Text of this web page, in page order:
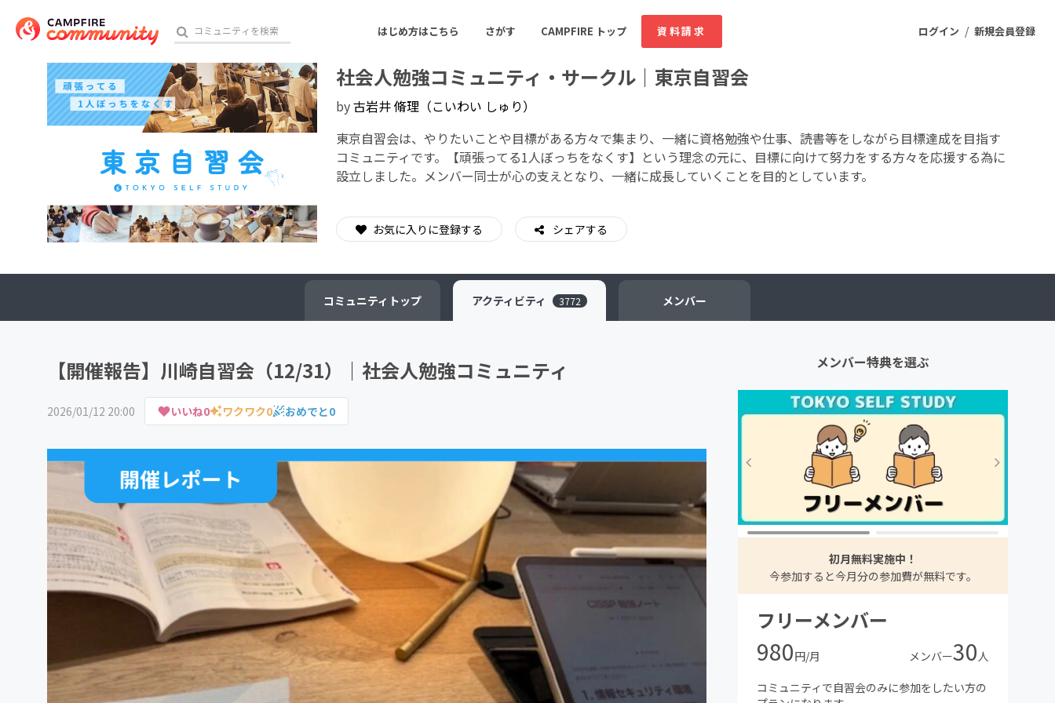
ログイン / 新規会員登録
はじめ方はこちら さがす CAMPFIRE トップ 資料請求
おすすめのコミュニティ 人気のコミュニティ 新着のコミュニティ
アート・写真
テクノロジー・ガジェット
ゲーム・サービス開発 フード・飲食店
ソーシャルグッド ビューティー・ヘルスケア
チャレンジ
CAMPFIRE for Social Good CAMPFIRE Creation
社会人勉強コミュニティ・サークル｜東京自習会
by古岩井 脩理（こいわい しゅり）
東京自習会は、やりたいことや目標がある方々で集まり、一緒に資格勉強や仕事、読書等をしながら目標達成を目指す
コミュニティです。【頑張ってる1人ぼっちをなくす】という理念の元に、目標に向けて努力をする方々を応援する為に
設立しました。メンバー同士が心の支えとなり、一緒に成長していくことを目的としています。
お気に入りに登録する シェアする
コミュニティ トップ アクティビティ 3772 メンバー
【開催報告】川崎自習会（12/31）｜社会人勉強コミュニティ
2026/01/12 20:00 いいね0 ワクワク0 おめでと0
メンバー特典を選ぶ
初月無料実施中！
今参加すると今月分の参加費が無料です。
フリーメンバー
980円/月 メンバー30人
コミュニティで自習会のみに参加をしたい方の